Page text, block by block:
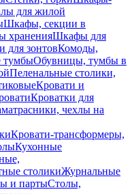
для жилой
Шкафы, секции в
храненияШкафы для
для зонтовКомоды,
тумбыОбувницы, тумбы в
Пеленальные столики,
Кровати и
Кроватки для
чехлы на
Кровати-трансформеры,
Кухонные
столикиЖурнальные
и партыСтолы,